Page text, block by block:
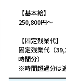
【基本給】
250,800円～
【固定残業代】
固定残業代（
時間分）
※時間超過分は